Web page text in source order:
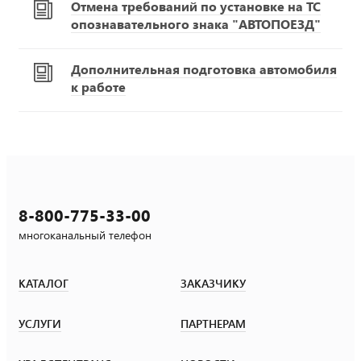
Отмена требований по установке на ТС
опознавательного знака "АВТОПОЕЗД"
Дополнительная подготовка автомобиля
к работе
8-800-775-33-00
многоканальный телефон
КАТАЛОГ ЗАКАЗЧИКУ
УСЛУГИ ПАРТНЕРАМ